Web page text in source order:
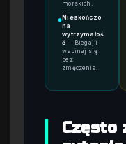
morskich.
● Nieskończo
na
wytrzymałoś
ć — Biegaj i
wspinaj się
bez
zmęczenia.
Często